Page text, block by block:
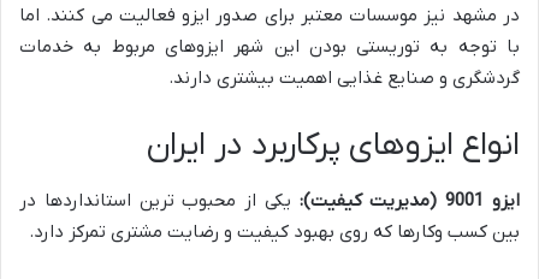
در مشهد نیز موسسات معتبر برای صدور ایزو فعالیت می کنند. اما
با توجه به توریستی بودن این شهر ایزوهای مربوط به خدمات
گردشگری و صنایع غذایی اهمیت بیشتری دارند.
انواع ایزوهای پرکاربرد در ایران
ایزو 9001 (مدیریت کیفیت):
یکی از محبوب ترین استانداردها در
بین کسب وکارها که روی بهبود کیفیت و رضایت مشتری تمرکز دارد.